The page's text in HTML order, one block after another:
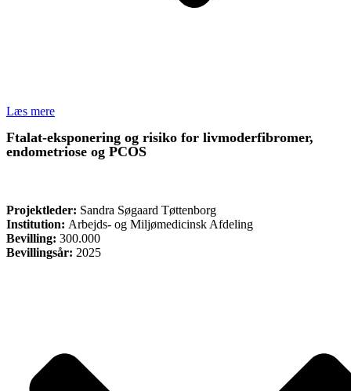
Læs mere
Ftalat-eksponering og risiko for livmoderfibromer,
endometriose og PCOS
Projektleder: Sandra Søgaard Tøttenborg
Institution: Arbejds- og Miljømedicinsk Afdeling
Bevilling: 300.000
Bevillingsår: 2025